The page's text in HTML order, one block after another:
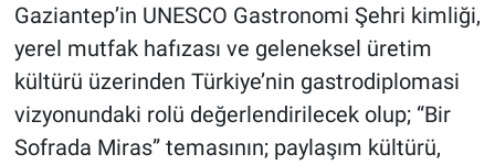
Gaziantep’in UNESCO Gastronomi Şehri kimliği,
yerel mutfak hafızası ve geleneksel üretim
kültürü üzerinden Türkiye’nin gastrodiplomasi
vizyonundaki rolü değerlendirilecek olup; “Bir
Sofrada Miras” temasının; paylaşım kültürü,